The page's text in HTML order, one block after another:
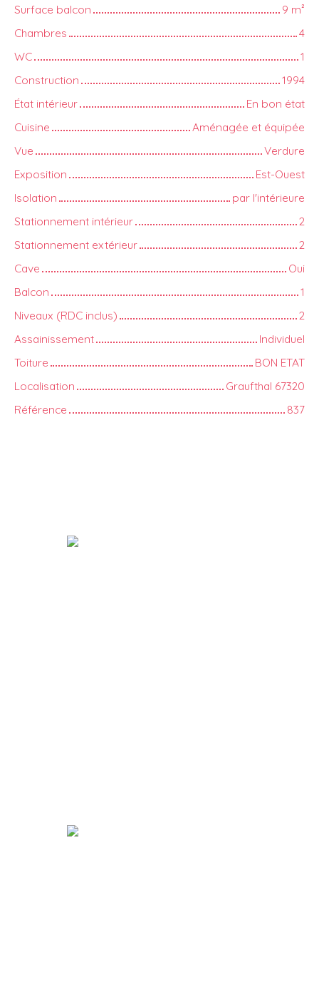
Surface balcon 9 m²
Chambres
4
WC
1
Construction
1994
État intérieur
En bon état
Cuisine
Aménagée et équipée
Vue
Verdure
Exposition
Est-Ouest
Isolation
par l'intérieure
Stationnement intérieur
2
Stationnement extérieur
2
Cave
Oui
Balcon
1
Niveaux (RDC inclus)
2
Assainissement
Individuel
Toiture
BON ETAT
Localisation
Graufthal 67320
Référence
837